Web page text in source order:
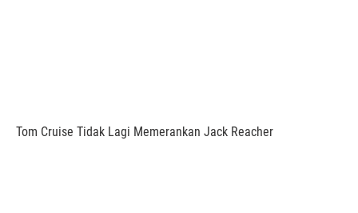
Tom Cruise Tidak Lagi Memerankan Jack Reacher